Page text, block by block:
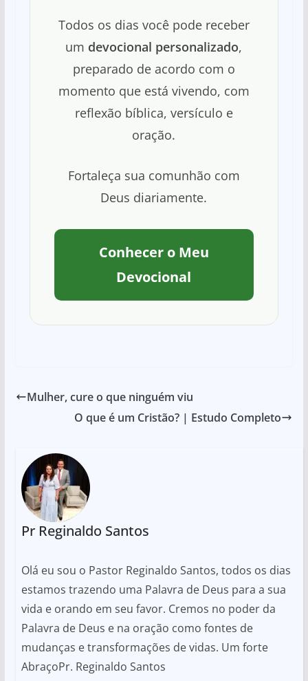
Todos os dias você pode receber
um devocional personalizado,
preparado de acordo com o
momento que está vivendo, com
reflexão bíblica, versículo e
oração.
Fortaleça sua comunhão com
Deus diariamente.
Conhecer o Meu
Devocional
Mulher, cure o que ninguém viu
O que é um Cristão? | Estudo Completo
Pr Reginaldo Santos
Olá eu sou o Pastor Reginaldo Santos, todos os dias
estamos trazendo uma Palavra de Deus para a sua
vida e orando em seu favor. Cremos no poder da
Palavra de Deus e na oração como fontes de
mudanças e transformações de vidas. Um forte
AbraçoPr. Reginaldo Santos